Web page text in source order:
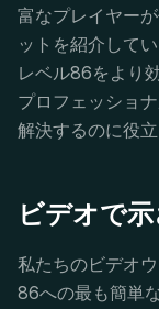
富なプレイヤー
ットを紹介して
レベル86をより
プロフェッショ
解決するのに役立
ビデオで
私たちのビデオ
86への最も簡単